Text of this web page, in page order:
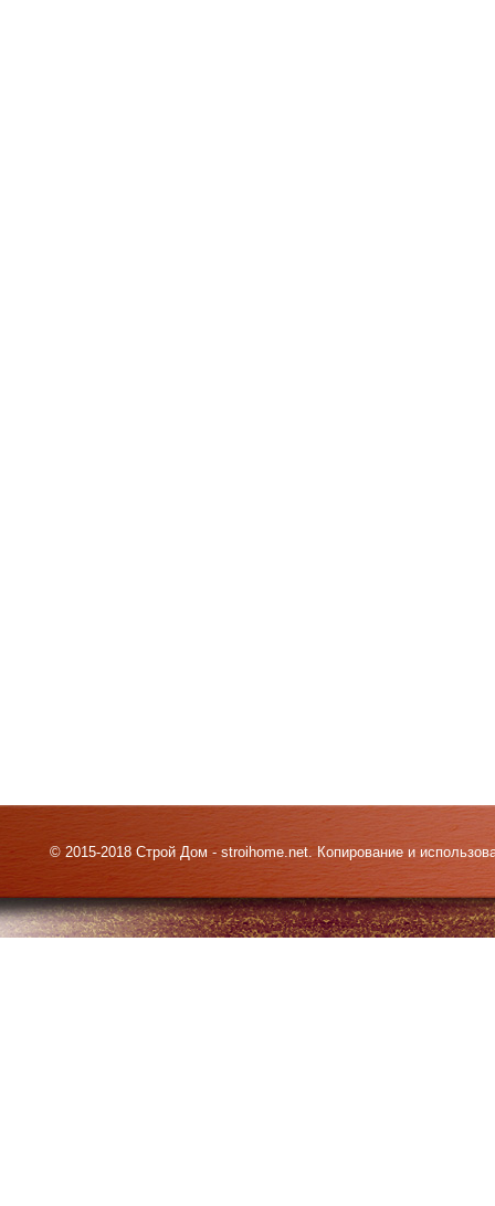
© 2015-2018 Строй Дом - stroihome.net. Копирование и